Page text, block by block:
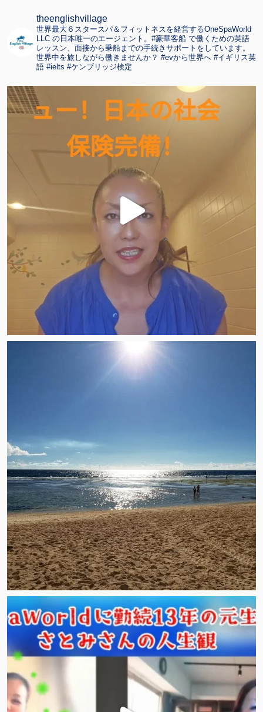
theenglishvillage
世界最大６スタースパ＆フィットネスを経営するOneSpaWorld
LLC の日本唯一のエージェント。#豪華客船 で働くための英語
レッスン、面接から乗船までの手続きサポートをしています。
世界中を旅しながら働きませんか？ #evから世界へ #イギリス英
語 #ielts #ケンブリッジ検定